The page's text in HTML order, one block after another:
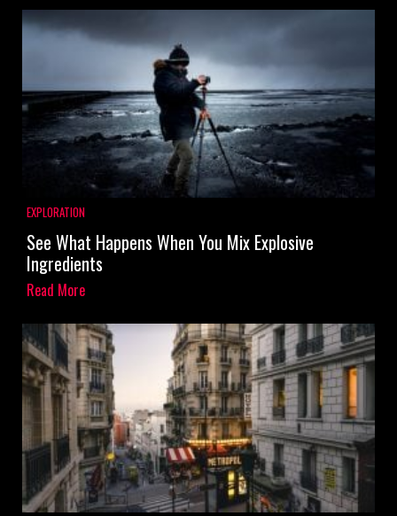
EXPLORATION
See What Happens When You Mix Explosive
Ingredients
Read More